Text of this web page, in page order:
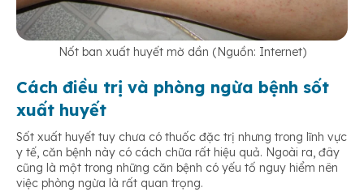
Nốt ban xuất huyết mờ dần (Nguồn: Internet)
Cách điều trị và phòng ngừa bệnh sốt
xuất huyết
Sốt xuất huyết tuy chưa có thuốc đặc trị nhưng trong lĩnh vực
y tế, căn bệnh này có cách chữa rất hiệu quả. Ngoài ra, đây
cũng là một trong những căn bệnh có yếu tố nguy hiểm nên
việc phòng ngừa là rất quan trọng.